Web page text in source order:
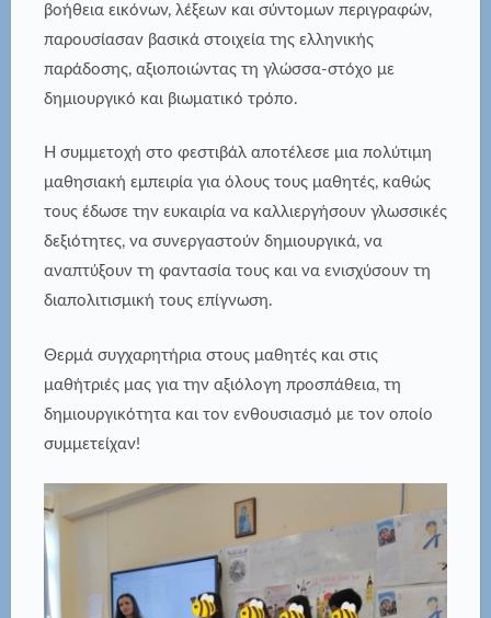
βοήθεια εικόνων, λέξεων και σύντομων περιγραφών,
παρουσίασαν βασικά στοιχεία της ελληνικής
παράδοσης, αξιοποιώντας τη γλώσσα-στόχο με
δημιουργικό και βιωματικό τρόπο.
Η συμμετοχή στο φεστιβάλ αποτέλεσε μια πολύτιμη
μαθησιακή εμπειρία για όλους τους μαθητές, καθώς
τους έδωσε την ευκαιρία να καλλιεργήσουν γλωσσικές
δεξιότητες, να συνεργαστούν δημιουργικά, να
αναπτύξουν τη φαντασία τους και να ενισχύσουν τη
διαπολιτισμική τους επίγνωση.
Θερμά συγχαρητήρια στους μαθητές και στις
μαθήτριές μας για την αξιόλογη προσπάθεια, τη
δημιουργικότητα και τον ενθουσιασμό με τον οποίο
συμμετείχαν!